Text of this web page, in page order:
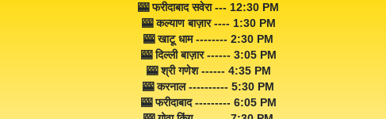
🎰 फरीदाबाद सवेरा --- 12:30 PM
🎰 कल्याण बाज़ार ---- 1:30 PM
🎰 खाटू धाम -------- 2:30 PM
🎰 दिल्ली बाज़ार ------ 3:05 PM
🎰 श्री गणेश ------ 4:35 PM
🎰 करनाल ---------- 5:30 PM
🎰 फरीदाबाद --------- 6:05 PM